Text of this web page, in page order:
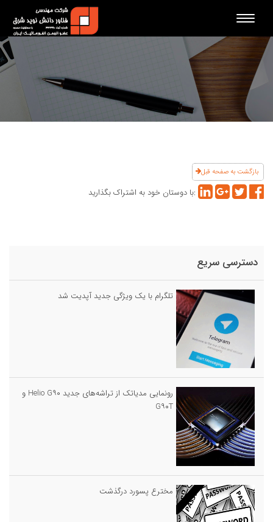
Toggle
navigation
بازگشت به صفحه قبل
با دوستان خود به اشتراک بگذارید:
دسترسی سریع
تلگرام با یک ویژگی جدید آپدیت شد
رونمایی مدیاتک از تراشه‌های جدید Helio G۹۰ و
G۹۰T
مخترع پسورد درگذشت